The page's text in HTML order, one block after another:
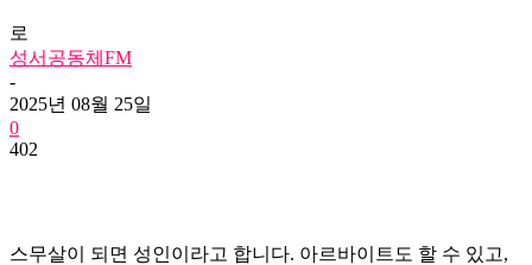
로
성서공동체FM
-
2025년 08월 25일
0
402
스무살이 되면 성인이라고 합니다. 아르바이트도 할 수 있고,